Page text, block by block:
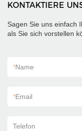
KONTAKTIERE
Sagen Sie uns einfach
als Sie sich vorstellen
*Name
*Email
Telefon